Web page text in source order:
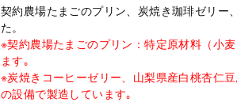
契約農場たまごのプリン、炭焼き珈琲ゼリー
た。
※契約農場たまごのプリン：特定原材料（小
ます｡
※炭焼きコーヒーゼリー、山梨県産白桃杏仁
の設備で製造しています｡